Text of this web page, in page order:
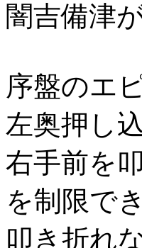
闇吉備津
序盤のエ
左奥押し
右手前を
を制限で
叩き折れ